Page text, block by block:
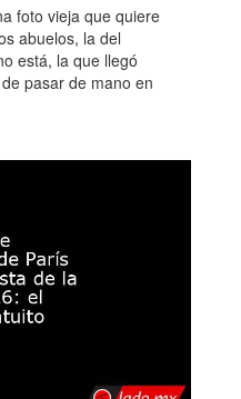
foto vieja que quiere
abuelos, la del
está, la que llegó
pasar de mano en